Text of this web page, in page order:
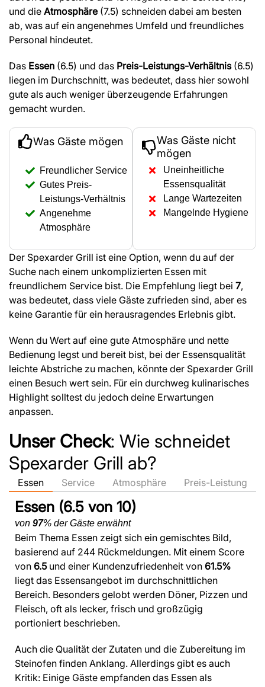
und die Atmosphäre(7.5) schneiden dabei am besten
ab, was auf ein angenehmes Umfeld und freundliches
Personal hindeutet.
Das Essen (6.5) und das Preis-Leistungs-Verhältnis(6.5)
liegen im Durchschnitt, was bedeutet, dass hier sowohl
gute als auch weniger überzeugende Erfahrungen
gemacht wurden.
Was Gäste mögen
Freundlicher Service
Gutes Preis-
Leistungs-Verhältnis
Angenehme
Atmosphäre
Was Gäste nicht
mögen
Uneinheitliche
Essensqualität
Lange Wartezeiten
Mangelnde Hygiene
Der Spexarder Grill ist eine Option, wenn du auf der
Suche nach einem unkomplizierten Essen mit
freundlichem Service bist. Die Empfehlung liegt bei 7,
was bedeutet, dass viele Gäste zufrieden sind, aber es
keine Garantie für ein herausragendes Erlebnis gibt.
Wenn du Wert auf eine gute Atmosphäre und nette
Bedienung legst und bereit bist, bei der Essensqualität
leichte Abstriche zu machen, könnte der Spexarder Grill
einen Besuch wert sein. Für ein durchweg kulinarisches
Highlight solltest du jedoch deine Erwartungen
anpassen.
Unser Check: Wie schneidet
Spexarder Grill ab?
Essen Service Atmosphäre Preis-Leistung
Essen (6.5 von 10)
von 97% der Gäste erwähnt
Beim Thema Essen zeigt sich ein gemischtes Bild,
basierend auf 244 Rückmeldungen. Mit einem Score
von 6.5und einer Kundenzufriedenheit von 61.5%
liegt das Essensangebot im durchschnittlichen
Bereich. Besonders gelobt werden Döner, Pizzen und
Fleisch, oft als lecker, frisch und großzügig
portioniert beschrieben.
Auch die Qualität der Zutaten und die Zubereitung im
Steinofen finden Anklang. Allerdings gibt es auch
Kritik: Einige Gäste empfanden das Essen als